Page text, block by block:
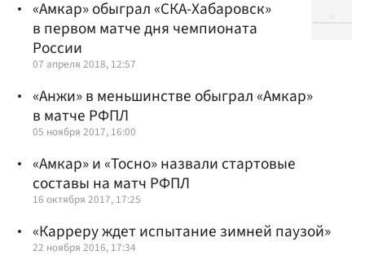
«Амкар» обыграл «СКА-Хабаровск»
в первом матче дня чемпионата
России
07 апреля 2018, 12:57
«Анжи» в меньшинстве обыграл «Амкар»
в матче РФПЛ
05 ноября 2017, 16:00
«Амкар» и «Тосно» назвали стартовые
составы на матч РФПЛ
16 октября 2017, 17:25
«Карреру ждет испытание зимней паузой»
22 ноября 2016, 17:34